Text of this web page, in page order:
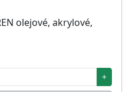
olejové, akrylové,
+